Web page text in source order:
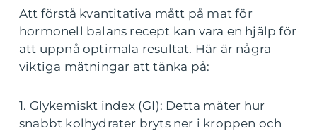
Att förstå kvantitativa mått på mat för
hormonell balans recept kan vara en hjälp för
att uppnå optimala resultat. Här är några
viktiga mätningar att tänka på:
1. Glykemiskt index (GI): Detta mäter hur
snabbt kolhydrater bryts ner i kroppen och